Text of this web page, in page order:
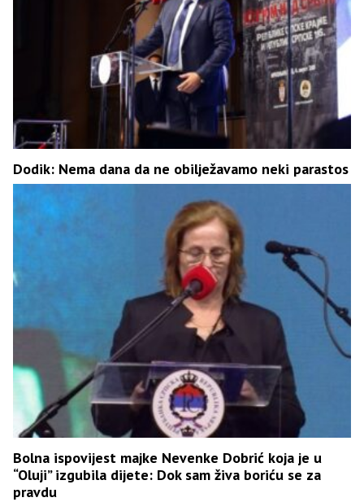
Dodik: Nema dana da ne obilježavamo neki parastos
Bolna ispovijest majke Nevenke Dobrić koja je u
“Oluji” izgubila dijete: Dok sam živa boriću se za
pravdu